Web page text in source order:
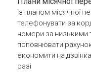
Із планом місячної
телефонувати за
номери за низькими
поповнювати
економити на
разі